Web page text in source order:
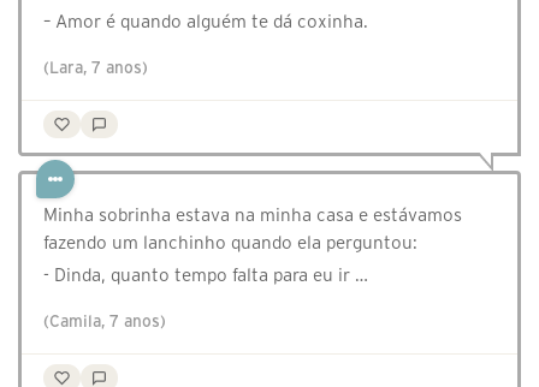
– Amor é quando alguém te dá coxinha.
(Lara, 7 anos)
Minha sobrinha estava na minha casa e estávamos
fazendo um lanchinho quando ela perguntou:
- Dinda, quanto tempo falta para eu ir …
(Camila, 7 anos)